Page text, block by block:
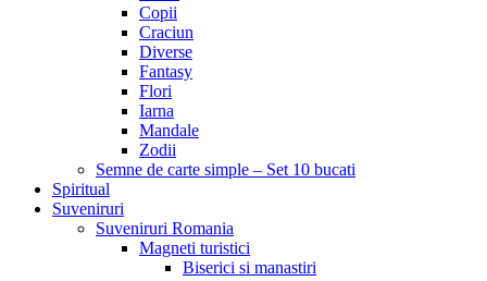
Copii
Craciun
Diverse
Fantasy
Flori
Iarna
Mandale
Zodii
Semne de carte simple – Set 10 bucati
Spiritual
Suveniruri
Suveniruri Romania
Magneti turistici
Biserici si manastiri